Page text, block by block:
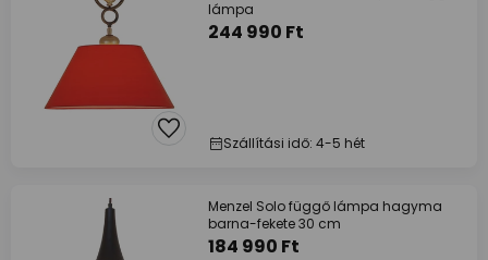
lámpa
244 990 Ft
Szállítási idő: 4-5 hét
Menzel Solo függő lámpa hagyma
barna-fekete 30 cm
184 990 Ft